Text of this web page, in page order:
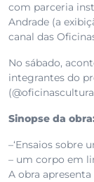
com parceria
Andrade (a
canal das
No sábado,
integrantes do
Sinopse da
–‘Ensaios sobre
– um corpo em
A obra